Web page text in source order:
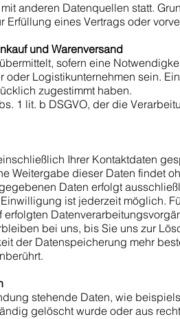
anderen Datenquellen statt.
eines Vertrags oder
und Warenversand
sofern eine
Logistikunternehmen sein.
zugestimmt haben.
1 lit. b DSGVO, der die
Ihrer Kontaktdaten
Weitergabe dieser Daten findet
Daten erfolgt
ist jederzeit möglich.
bei uns, bis Sie uns zur
der Datenspeicherung mehr
stehende Daten, wie
gelöscht wurde oder aus